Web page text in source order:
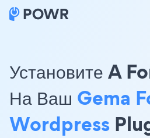
Установите A
На Ваш Gema
Wordpress